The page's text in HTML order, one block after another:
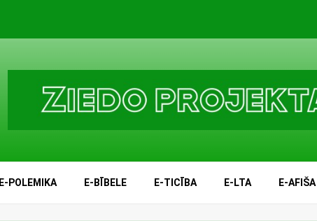
E-POLEMIKA E-BĪBELE E-TICĪBA E-LTA E-AFIŠA